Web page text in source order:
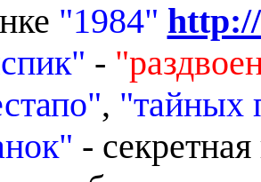
"1984"
-
, "тайных
-